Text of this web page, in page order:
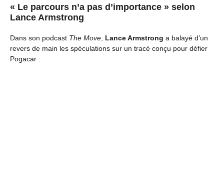
« Le parcours n’a pas d’importance » selon
Lance Armstrong
Dans son podcast The Move Lance Armstrong a balayé d’un
revers de main les spéculations sur un tracé conçu pour défier
Pogacar :